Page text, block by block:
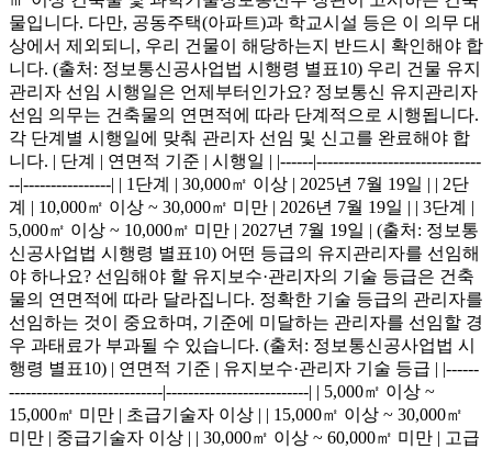
물입니다. 다만, 공동주택(아파트)과 학교시설 등은 이 의무 대
상에서 제외되니, 우리 건물이 해당하는지 반드시 확인해야 합
니다. (출처: 정보통신공사업법 시행령 별표10) 우리 건물 유지
관리자 선임 시행일은 언제부터인가요? 정보통신 유지관리자
선임 의무는 건축물의 연면적에 따라 단계적으로 시행됩니다.
각 단계별 시행일에 맞춰 관리자 선임 및 신고를 완료해야 합
니다. | 단계 | 연면적 기준 | 시행일 | |------|------------------------------
--|----------------| | 1단계 | 30,000㎡ 이상 | 2025년 7월 19일 | | 2단
계 | 10,000㎡ 이상 ~ 30,000㎡ 미만 | 2026년 7월 19일 | | 3단계 |
5,000㎡ 이상 ~ 10,000㎡ 미만 | 2027년 7월 19일 | (출처: 정보통
신공사업법 시행령 별표10) 어떤 등급의 유지관리자를 선임해
야 하나요? 선임해야 할 유지보수·관리자의 기술 등급은 건축
물의 연면적에 따라 달라집니다. 정확한 기술 등급의 관리자를
선임하는 것이 중요하며, 기준에 미달하는 관리자를 선임할 경
우 과태료가 부과될 수 있습니다. (출처: 정보통신공사업법 시
행령 별표10) | 연면적 기준 | 유지보수·관리자 기술 등급 | |------
----------------------------|--------------------------| | 5,000㎡ 이상 ~
15,000㎡ 미만 | 초급기술자 이상 | | 15,000㎡ 이상 ~ 30,000㎡
미만 | 중급기술자 이상 | | 30,000㎡ 이상 ~ 60,000㎡ 미만 | 고급